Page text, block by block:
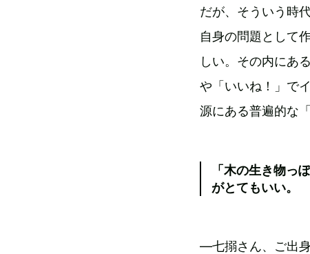
だが、そういう時
自身の問題として
しい。その内にあ
や「いいね！」で
源にある普遍的な
「木の生き物っ
がとてもいい。
―七搦さん、ご出身